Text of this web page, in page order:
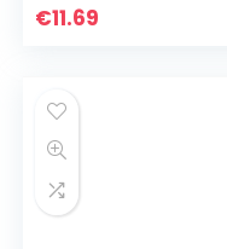
Hoge Veiligheid
€11.69